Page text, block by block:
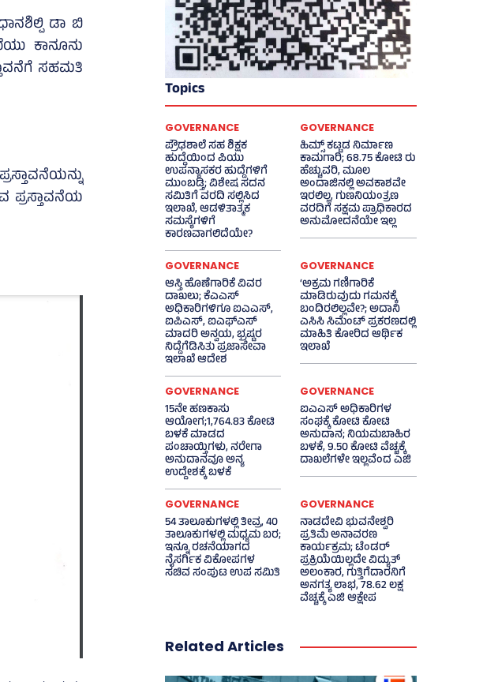
ಡಾ ಬಿ
ಕಾನೂನು
ಸಹಮತಿ
ಪ್ರಸ್ತಾವನೆಯ
Topics
GOVERNANCE
ಪ್ರೌಢಶಾಲೆ ಸಹ ಶಿಕ್ಷಕ
ಹುದ್ದೆಯಿಂದ ಪಿಯು
ಉಪನ್ಯಾಸಕರ ಹುದ್ದೆಗಳಿಗೆ
ಮುಂಬಡ್ತಿ; ವಿಶೇಷ ಸದನ
ಸಮಿತಿಗೆ ವರದಿ ಸಲ್ಲಿಸಿದ
ಇಲಾಖೆ, ಆಡಳಿತಾತ್ಮಕ
ಸಮಸ್ಯೆಗಳಿಗೆ
ಕಾರಣವಾಗಲಿದೆಯೇ?
GOVERNANCE
ಹಿಮ್ಸ್‌ ಕಟ್ಟಡ ನಿರ್ಮಾಣ
ಕಾಮಗಾರಿ; 68.75 ಕೋಟಿ ರು
ಹೆಚ್ಚುವರಿ, ಮೂಲ
ಅಂದಾಜಿನಲ್ಲಿ ಅವಕಾಶವೇ
ಇರಲಿಲ್ಲ, ಗುಣನಿಯಂತ್ರಣ
ವರದಿಗೆ ಸಕ್ಷಮ ಪ್ರಾಧಿಕಾರದ
ಅನುಮೋದನೆಯೇ ಇಲ್ಲ
GOVERNANCE
ಆಸ್ತಿ ಹೊಣೆಗಾರಿಕೆ ವಿವರ
ದಾಖಲು; ಕೆಎಎಸ್
ಅಧಿಕಾರಿಗಳಿಗೂ ಐಎಎಸ್‌,
ಐಪಿಎಸ್‌, ಐಎಫ್‌ಎಸ್‌
ಮಾದರಿ ಅನ್ವಯ, ಭ್ರಷ್ಟರ
ನಿದ್ದೆಗೆಡಿಸಿತು ಪ್ರಜಾಸೇವಾ
ಇಲಾಖೆ ಆದೇಶ
GOVERNANCE
‘ಅಕ್ರಮ ಗಣಿಗಾರಿಕೆ
ಮಾಡಿರುವುದು ಗಮನಕ್ಕೆ
ಬಂದಿರಲಿಲ್ಲವೇ?; ಅದಾನಿ
ಎಸಿಸಿ ಸಿಮೆಂಟ್ ಪ್ರಕರಣದಲ್ಲಿ
ಮಾಹಿತಿ ಕೋರಿದ ಆರ್ಥಿಕ
ಇಲಾಖೆ
GOVERNANCE
15ನೇ ಹಣಕಾಸು
ಆಯೋಗ;1,764.83 ಕೋಟಿ
ಬಳಕೆ ಮಾಡದ
ಪಂಚಾಯ್ತಿಗಳು, ನರೇಗಾ
ಅನುದಾನವೂ ಅನ್ಯ
ಉದ್ದೇಶಕ್ಕೆ ಬಳಕೆ
GOVERNANCE
ಐಎಎಸ್‌ ಅಧಿಕಾರಿಗಳ
ಸಂಘಕ್ಕೆ ಕೋಟಿ ಕೋಟಿ
ಅನುದಾನ; ನಿಯಮಬಾಹಿರ
ಬಳಕೆ, 9.50 ಕೋಟಿ ವೆಚ್ಚಕ್ಕೆ
ದಾಖಲೆಗಳೇ ಇಲ್ಲವೆಂದ ಎಜಿ
GOVERNANCE
54 ತಾಲೂಕುಗಳಲ್ಲಿ ತೀವ್ರ, 40
ತಾಲೂಕುಗಳಲ್ಲಿ ಮಧ್ಯಮ ಬರ;
ಇನ್ನೂ ರಚನೆಯಾಗದ
ನೈಸರ್ಗಿಕ ವಿಕೋಪಗಳ
ಸಚಿವ ಸಂಪುಟ ಉಪ ಸಮಿತಿ
GOVERNANCE
ನಾಡದೇವಿ ಭುವನೇಶ್ವರಿ
ಪ್ರತಿಮೆ ಅನಾವರಣ
ಕಾರ್ಯಕ್ರಮ; ಟೆಂಡರ್
ಪ್ರಕ್ರಿಯೆಯಿಲ್ಲದೇ ವಿದ್ಯುತ್‌
ಅಲಂಕಾರ, ಗುತ್ತಿಗೆದಾರನಿಗೆ
ಅನಗತ್ಯ ಲಾಭ, 78.62 ಲಕ್ಷ
ವೆಚ್ಚಕ್ಕೆ ಎಜಿ ಆಕ್ಷೇಪ
Related Articles